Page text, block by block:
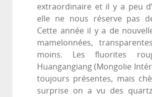
extraordinaire et il y a peu
elle ne nous réserve pas
Cette année il y a de
mamelonnées,
moins. Les fluorites
Huangangiang (Mongolie
toujours présentes, mais
surprise on a vu des